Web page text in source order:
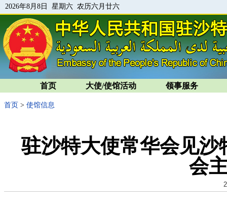
2026年8月8日 星期六 农历六月廿六
首页 大使/使馆活动 领事服务
首页 > 使馆信息
驻沙特大使常华会见
会